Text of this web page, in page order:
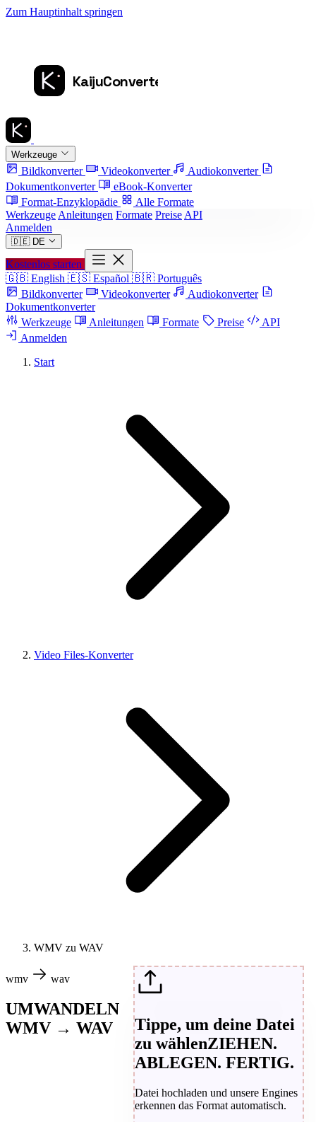
Zum Hauptinhalt springen
Werkzeuge
Bildkonverter Videokonverter
Audiokonverter
Dokumentkonverter
eBook-Konverter
Format-Enzyklopädie
Alle Formate
Werkzeuge Anleitungen Formate Preise API
Anmelden
🇩🇪 DE
Kostenlos starten
🇬🇧 English 🇪🇸 Español 🇧🇷 Português
Bildkonverter
Videokonverter
Audiokonverter
Dokumentkonverter
Werkzeuge
Anleitungen Formate Preise
API
Anmelden
Start
Video Files-Konverter
WMV zu WAV
wmv wav
UMWANDELN
WMV → WAV
Tippe, um deine Datei
zu wählenZIEHEN.
ABLEGEN. FERTIG.
Datei hochladen und unsere Engines
erkennen das Format automatisch.